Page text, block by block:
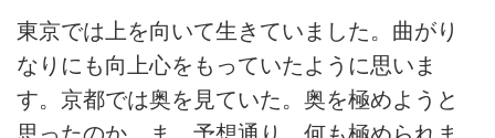
東京では上を向いて生きていました。曲がり
なりにも向上心をもっていたように思いま
す。京都では奥を見ていた。奥を極めようと